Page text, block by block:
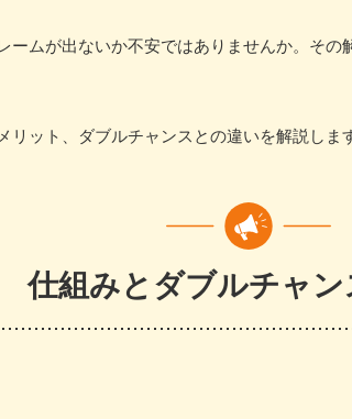
ームが出ないか不安ではありませんか。そ
ット、ダブルチャンスとの違いを解説します
仕組みとダブルチャ